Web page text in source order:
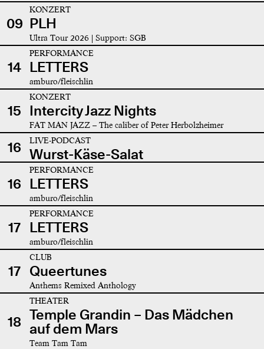
09
KONZERT
PLH
Ultra Tour 2026 | Support: SGB
14
PERFORMANCE
LETTERS
amburo/fleischlin
15
KONZERT
Intercity Jazz Nights
FAT MAN JAZZ – The caliber of Peter Herbolzheimer
16 LIVE-PODCAST
Wurst-Käse-Salat
16
PERFORMANCE
LETTERS
amburo/fleischlin
17
PERFORMANCE
LETTERS
amburo/fleischlin
17
CLUB
Queertunes
Anthems Remixed Anthology
18
THEATER
Temple Grandin – Das Mädchen
auf dem Mars
Team Tam Tam